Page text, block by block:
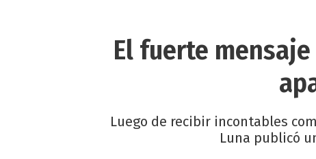
El fuerte
Luego de recibir incontables
Luna publicó